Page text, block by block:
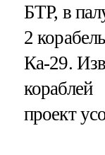
БТР, в
2
Ка-29.
кораблей
проект